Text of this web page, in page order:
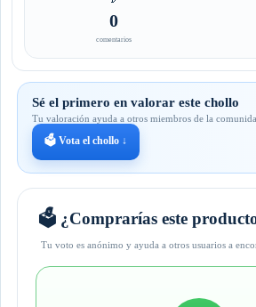
0
comentarios
Sé el primero en valorar este chollo
Tu valoración ayuda a otros miembros de la
🗳️ Vota el chollo ↓
🗳️ ¿Comprarías este
Tu voto es anónimo y ayuda a otros usuarios a